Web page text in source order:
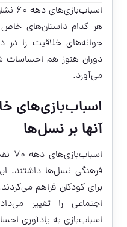
هر کدام داستان‌های خاص
جوانه‌های خلاقیت را در
دوران هنوز هم احساسات
می‌آورد.
آنها بر نسل‌ها
فرهنگی نسل‌ها داشتند.
برای کودکان فراهم
اجتماعی را تغییر
اسباب‌بازی به یادآوری